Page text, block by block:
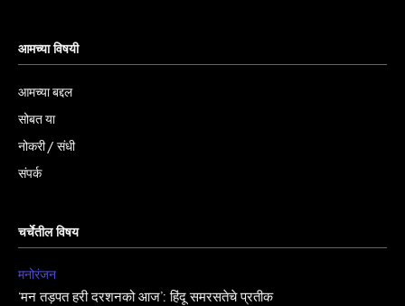
आमच्या विषयी
आमच्या बद्दल
सोबत या
नोकरी / संधी
संपर्क
चर्चेतील विषय
मनोरंजन
‘मन तड़पत हरी दरशनको आज’: हिंदू समरसतेचे प्रतीक